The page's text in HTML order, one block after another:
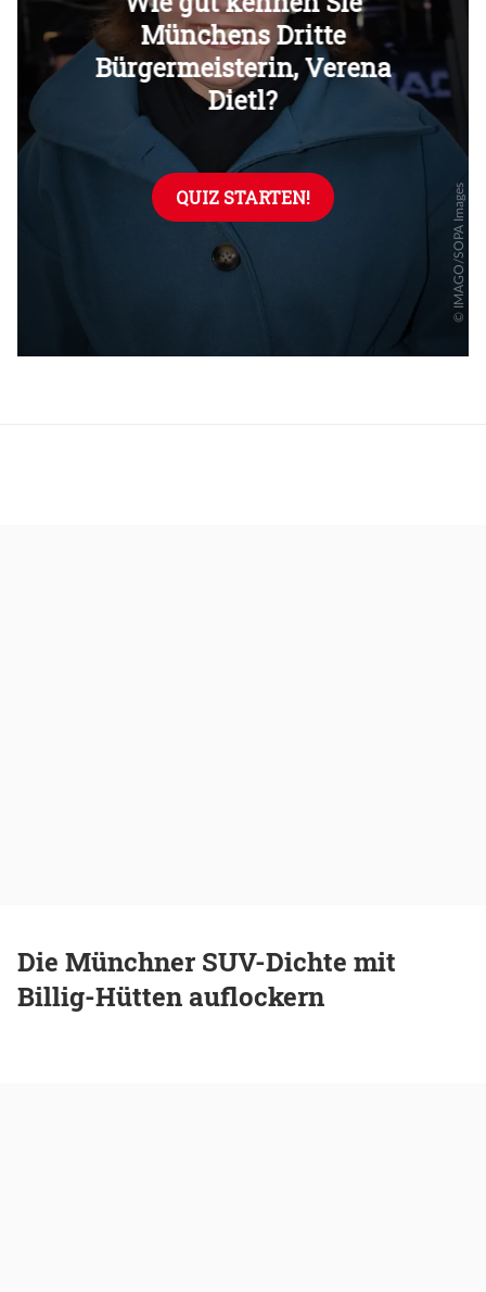
Überspringen
Die Münchner SUV-Dichte mit
Billig-Hütten auflockern